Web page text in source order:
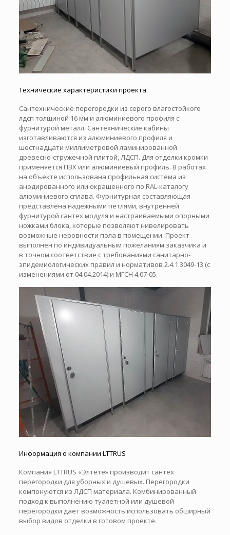
Технические характеристики проекта
Сантехнические перегородки из серого влагостойкого
лдсп толщиной 16 мм и алюминиевого профиля с
фурнитурой металл. Сантехнические кабины
изготавливаются из алюминиевого профиля и
шестнадцати миллиметровой ламинированной
древесно-стружечной плитой, ЛДСП. Для отделки кромки
применяется ПВХ или алюминиевый профиль. В работах
на объекте использована профильная система из
анодированного или окрашенного по RAL-каталогу
алюминиевого сплава. Фурнитурная составляющая
представлена надежными петлями, внутренней
фурнитурой сантех модуля и настраиваемыми опорными
ножками блока, которые позволяют нивелировать
возможные неровности пола в помещении. Проект
выполнен по индивидуальным пожеланиям заказчика и
в точном соответствие с требованиями санитарно-
эпидемиологических правил и нормативов 2.4.1.3049-13 (с
изменениями от 04.04.2014) и МГСН 4.07-05.
Информация о компании LTTRUS
Компания LTTRUS «Элтете» производит сантех
перегородки для уборных и душевых. Перегородки
компонуются из ЛДСП материала. Комбинированный
подход к выполнению туалетной или душевой
перегородки дает возможность использовать обширный
выбор видов отделки в готовом проекте.